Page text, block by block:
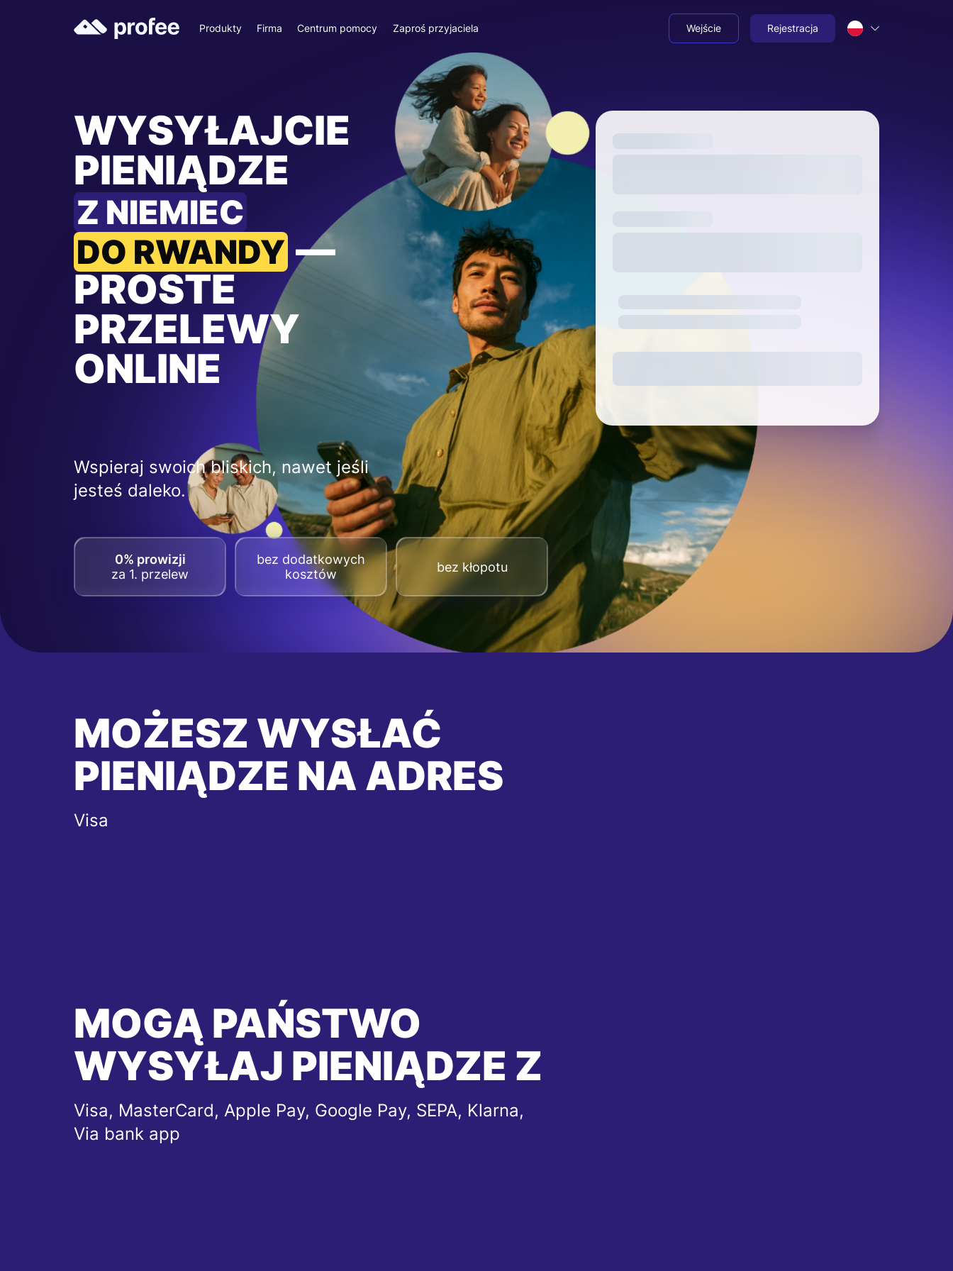
Produkty Firma Centrum pomocy Zaproś przyjaciela Wejście Rejestracja
WYSYŁAJCIE
PIENIĄDZE
Z NIEMIEC
DO RWANDY —
PROSTE
PRZELEWY
ONLINE
Wspieraj swoich bliskich, nawet jeśli
jesteś daleko.
0% prowizji
za 1. przelew
bez dodatkowych
kosztów
bez kłopotu
MOŻESZ WYSŁAĆ
PIENIĄDZE NA ADRES
Visa
MOGĄ PAŃSTWO
WYSYŁAJ PIENIĄDZE Z
Visa, MasterCard, Apple Pay, Google Pay, SEPA, Klarna,
Via bank app